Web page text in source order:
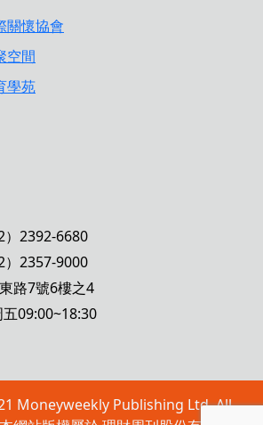
）2392-6680
）2357-9000
路7號6樓之4
09:00~18:30
Moneyweekly Publishing Ltd. All